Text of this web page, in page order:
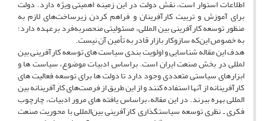
اطلاعات استوار است، نقش دولت در این زمینه اهمیتی ویژه دارد. دولت
برای آموزش و تربیت کارآفرینان و فراهم کردن زیرساخت‌های لازم به
منظور توسعه کارآفرینی بین المللی، مسئولیتی منحصربه‌فرد برعهده دارد؛
به خصوص این‌که سازوکار بازار قادر به تأمین آن نیست.
هدف این مقاله شناسایی و اولویت بندی سیاست های توسعه کارآفرینی بین
لمللی در بخش صنعت ایران است. براساس ادبیات موضوع، سیاست ها و
ابزارهای سیاستی متعددی وجود دارد تا دولت ها برای توسعه فعالیت های
کارآفرینانه از آنها استفاده کنند و از این طریق از فرصت‌های کارآفرینانه بین
المللی بهره‌ ببرند. در این مقاله، براساس یافته های مرور ادبیات، چارچوب
فکری ـ نظری توسعه سیاستگذاری کارآفرینی بین‌المللی با محوریت صنعت